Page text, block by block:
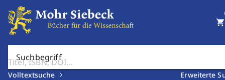
Suchbegriff
Volltextsuche Erweiterte
shopping_cart